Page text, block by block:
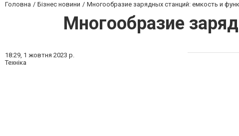
Головна Бізнес новини Многообразие зарядных станций: емкость и
Многообразие
18:29, 1 жовтня 2023 р.
Техніка